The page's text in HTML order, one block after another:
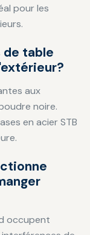
pour les
de table
aux
noire.
en acier STB
occupent